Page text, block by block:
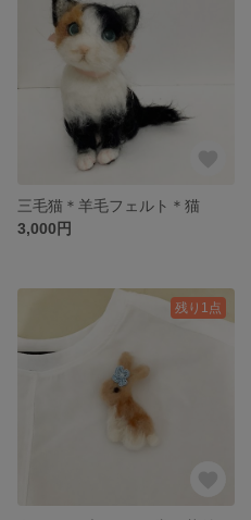
三毛猫＊羊毛フェルト＊猫
3,000円
残り1点